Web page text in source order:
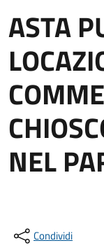
ASTA
NEL
Condividi